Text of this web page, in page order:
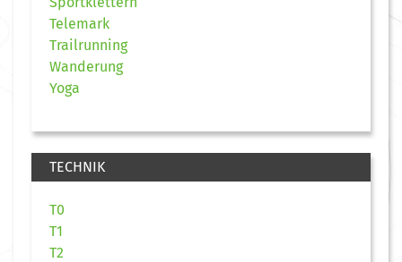
Telemark
Trailrunning
Wanderung
Yoga
TECHNIK
T0
T1
T2